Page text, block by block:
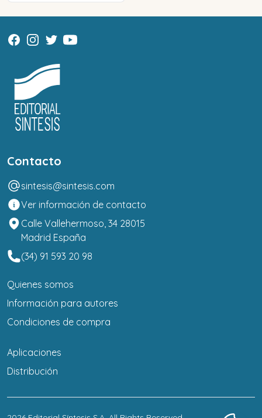
Contacto
sintesis@sintesis.com
Ver información de contacto
Calle Vallehermoso, 34 28015
Madrid España
(34) 91 593 20 98
Quienes somos
Información para autores
Condiciones de compra
Aplicaciones
Distribución